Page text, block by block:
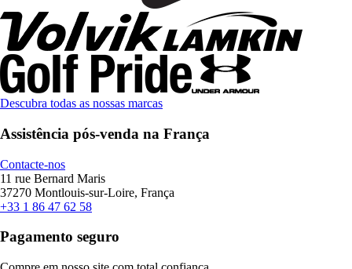
Descubra todas as nossas marcas
Assistência pós-venda na França
Contacte-nos
11 rue Bernard Maris
37270 Montlouis-sur-Loire, França
+33 1 86 47 62 58
Pagamento seguro